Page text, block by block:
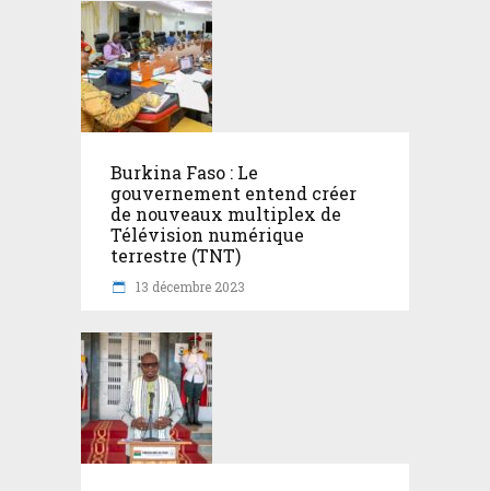
Burkina Faso : Le
gouvernement entend créer
de nouveaux multiplex de
Télévision numérique
terrestre (TNT)
13 décembre 2023